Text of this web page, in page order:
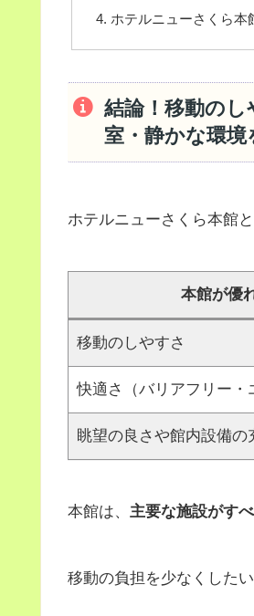
ホテルニューさくら本
結論！移動の
室・静かな環
ホテルニューさくら本館
本館が優
移動のしやすさ
快適さ（バリアフリー・
眺望の良さや館内設備の
本館は、 主要な施設がす
移動の負担を少なくした